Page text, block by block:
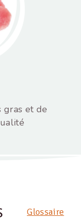
gras et de
Glossaire